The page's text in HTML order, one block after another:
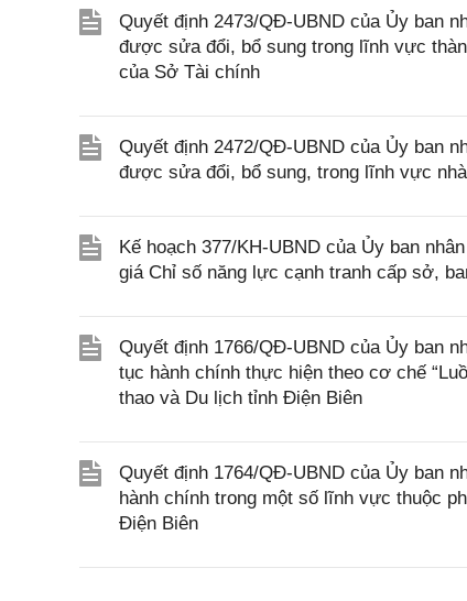
Quyết định 2473/QĐ-UBND của Ủy ban
được sửa đổi, bổ sung trong lĩnh vực
của Sở Tài chính
Quyết định 2472/QĐ-UBND của Ủy ban
được sửa đổi, bổ sung, trong lĩnh vực
Kế hoạch 377/KH-UBND của Ủy ban
giá Chỉ số năng lực cạnh tranh cấp sở,
Quyết định 1766/QĐ-UBND của Ủy ban
tục hành chính thực hiện theo cơ chế
thao và Du lịch tỉnh Điện Biên
Quyết định 1764/QĐ-UBND của Ủy ban
hành chính trong một số lĩnh vực thuộc
Điện Biên